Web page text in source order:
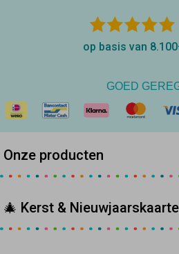
op basis van
GOED
Onze producten
🎄 Kerst &